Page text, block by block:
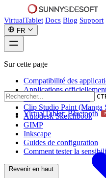
VirtualTablet Docs Blog Support
FR
VirtualTablet: Bluetooth
Sur cette page
Compatibilité des
Applications
Adobe Creative Suite
Clip Studio Paint (Manga
Autodesk Sketchbook
GIMP
Inkscape
Guides de configuration
Comment tester la
Revenir en haut